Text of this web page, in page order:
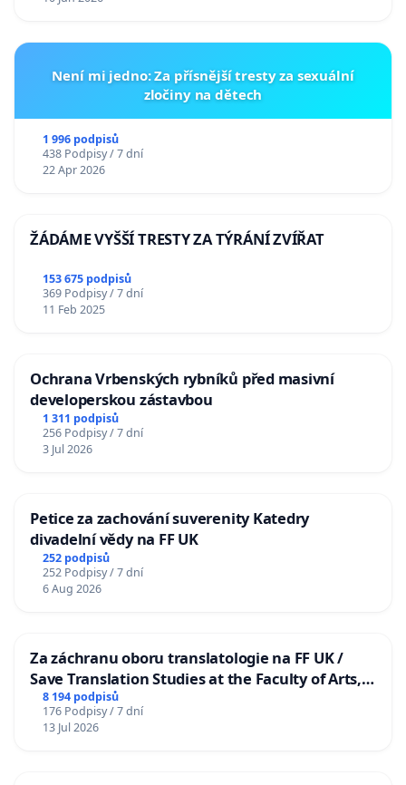
Není mi jedno: Za přísnější tresty za sexuální
zločiny na dětech
1 996 podpisů
438 Podpisy / 7 dní
22 Apr 2026
ŽÁDÁME VYŠŠÍ TRESTY ZA TÝRÁNÍ ZVÍŘAT
153 675 podpisů
369 Podpisy / 7 dní
11 Feb 2025
Ochrana Vrbenských rybníků před masivní
developerskou zástavbou
1 311 podpisů
256 Podpisy / 7 dní
3 Jul 2026
Petice za zachování suverenity Katedry
divadelní vědy na FF UK
252 podpisů
252 Podpisy / 7 dní
6 Aug 2026
Za záchranu oboru translatologie na FF UK /
Save Translation Studies at the Faculty of Arts,
Charles University
8 194 podpisů
176 Podpisy / 7 dní
13 Jul 2026